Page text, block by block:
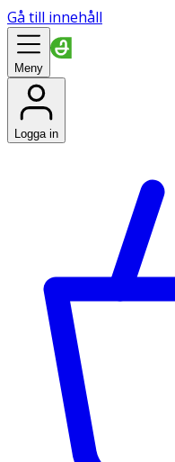
Gå till innehåll
Meny
Logga in